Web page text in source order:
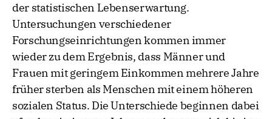
der statistischen Lebenserwartung.
Untersuchungen verschiedener
Forschungseinrichtungen kommen immer
wieder zu dem Ergebnis, dass Männer und
Frauen mit geringem Einkommen mehrere Jahre
früher sterben als Menschen mit einem höheren
sozialen Status. Die Unterschiede beginnen dabei